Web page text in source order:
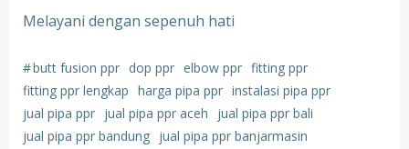
Melayani dengan sepenuh hati
#butt fusion ppr dop ppr elbow ppr fitting ppr
fitting ppr lengkap harga pipa ppr instalasi pipa ppr
jual pipa ppr jual pipa ppr aceh
jual pipa ppr bali
jual pipa ppr bandung jual pipa ppr banjarmasin